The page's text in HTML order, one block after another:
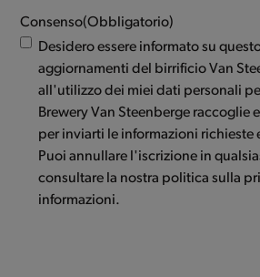
Consenso(Obbligatorio)
Desidero essere informato su
aggiornamenti del birrificio Van
all'utilizzo dei miei dati personali
Brewery Van Steenberge raccoglie
per inviarti le informazioni richieste
Puoi annullare l'iscrizione in
consultare la nostra politica sulla
informazioni.